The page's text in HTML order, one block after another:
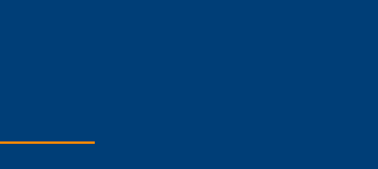
z ekspertami z